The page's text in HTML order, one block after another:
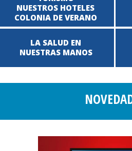
NUESTROS HOTELES
COLONIA DE VERANO
LA SALUD EN
NUESTRAS MANOS